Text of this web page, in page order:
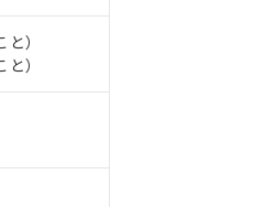
）
）
さい。
在庫状況および標準価格(税抜)を
更新日時点での社内データに基
準価格とは異なる場合があるこ
、またはお客様担当のオムロン
以下、
以下、ポリ臭化ジフェニルエーテル類
以下
除く。
えていることを示します。
さい。
、
、 PBDEs(ポリ臭化ジフェニルエーテ
1000ppm、 BBP(フタル酸ブチルベンジル)
国貿易法に定める商品（以下｢
など、違法に輸出されないよう
生物兵器またはその他武器並び